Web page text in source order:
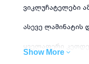
ვიკლუჩატელები
ასევე ლამინატის
ყველაფერი
Show More